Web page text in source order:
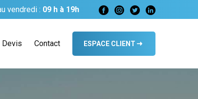
vendredi : 09 h à 19h
Devis Contact ESPACE CLIENT